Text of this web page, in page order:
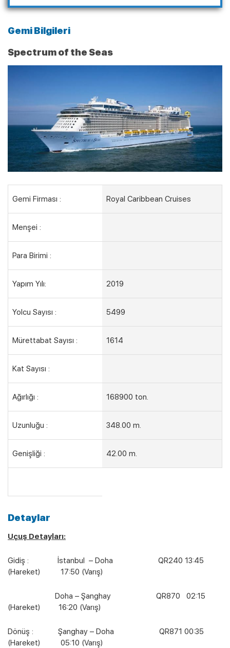
Gemi Bilgileri
Spectrum of the Seas
Gemi Firması : Royal Caribbean Cruises
Menşei :
Para Birimi :
Yapım Yılı: 2019
Yolcu Sayısı : 5499
Mürettabat Sayısı : 1614
Kat Sayısı :
Ağırlığı : 168900 ton.
Uzunluğu : 348.00 m.
Genişliği : 42.00 m.
Detaylar
Uçuş Detayları:
Gidiş : İstanbul – Doha QR240 13:45
(Hareket) 17:50 (Varış)
Doha – Şanghay QR870 02:15
(Hareket) 16:20 (Varış)
Dönüş : Şanghay – Doha QR871 00:35
(Hareket) 05:10 (Varış)